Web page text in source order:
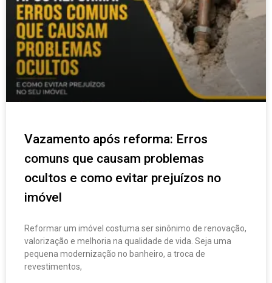
Vazamento após reforma: Erros
comuns que causam problemas
ocultos e como evitar prejuízos no
imóvel
Reformar um imóvel costuma ser sinônimo de renovação,
valorização e melhoria na qualidade de vida. Seja uma
pequena modernização no banheiro, a troca de
revestimentos,